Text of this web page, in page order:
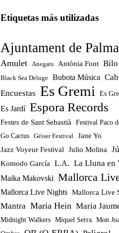
Etiquetas más utilizadas
Ajuntament de Palma
Amulet Anegats Antònia Font Bilo
Black Sea Deluge Bubota Música
Encuestas Es Gremi Es
Es Jardí Espora Records
Festes de Sant Sebastià Festival Paco
Go Cactus Géiser Festival Jane Yo
Jazz Voyeur Festival Julio Molina
Komodo García L.A. La Lluna en
Maika Makovski Mallorca
Mallorca Live Nights Mallorca Live
Mantra Maria Hein Maria
Midnight Walkers Miquel Serra Mon